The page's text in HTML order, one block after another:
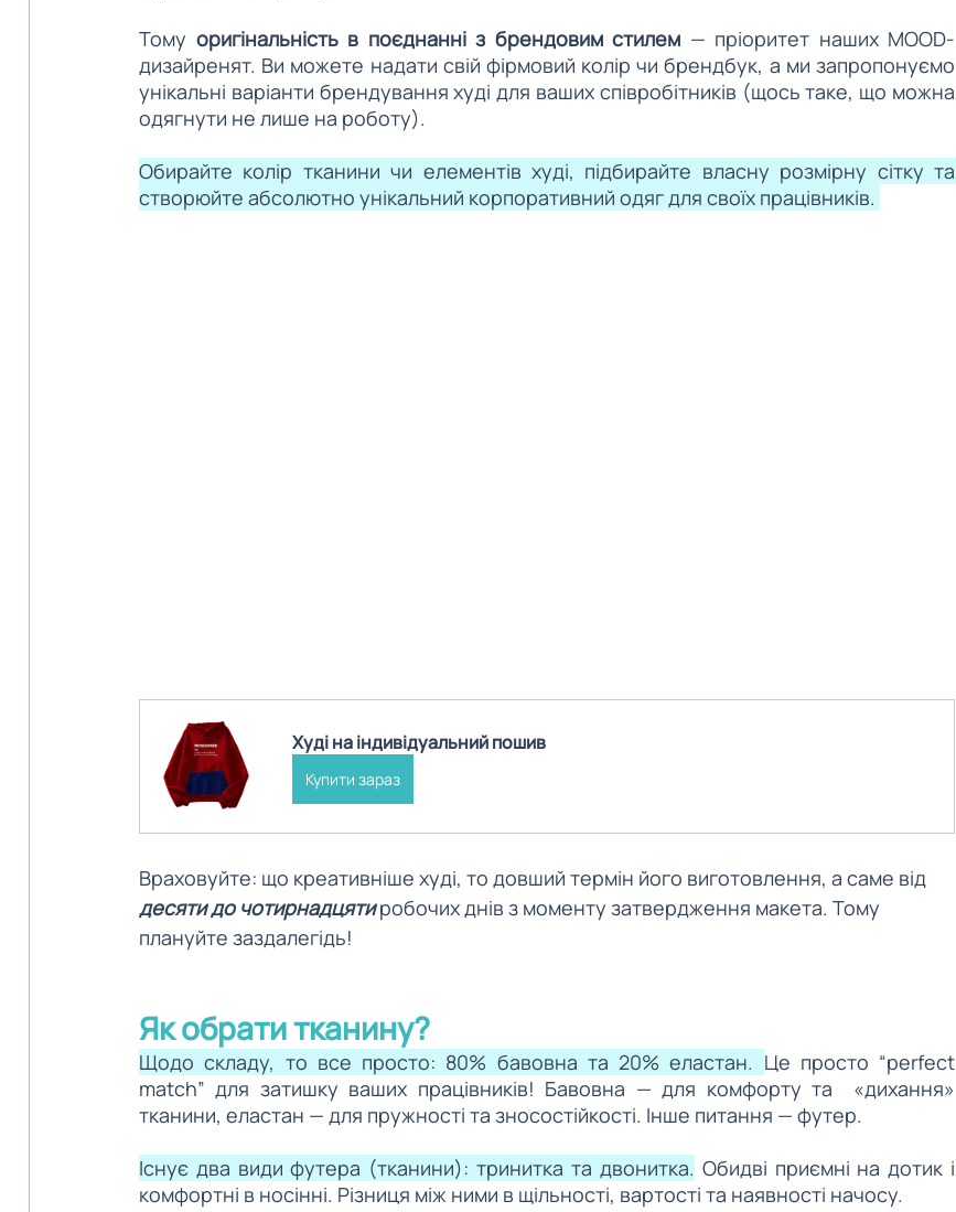
Тому оригінальність в поєднанні з брендовим стилем — пріоритет наших MOOD-
дизайренят. Ви можете надати свій фірмовий колір чи брендбук, а ми запропонуємо
унікальні варіанти брендування худі для ваших співробітників (щось таке, що можна
одягнути не лише на роботу).
Обирайте колір тканини чи елементів худі, підбирайте власну розмірну сітку та
створюйте абсолютно унікальний корпоративний одяг для своїх працівників.
Худі на індивідуальний пошив
Купити зараз
Враховуйте: що креативніше худі, то довший термін його виготовлення, а саме від
десяти до чотирнадцяти робочих днів з моменту затвердження макета. Тому
плануйте заздалегідь!
Як обрати тканину?
Щодо складу, то все просто: 80% бавовна та 20% еластан. Це просто “perfect
match” для затишку ваших працівників! Бавовна — для комфорту та  «дихання»
тканини, еластан — для пружності та зносостійкості. Інше питання — футер.
Існує два види футера (тканини): тринитка та двонитка. Обидві приємні на дотик і
комфортні в носінні. Різниця між ними в щільності, вартості та наявності начосу.